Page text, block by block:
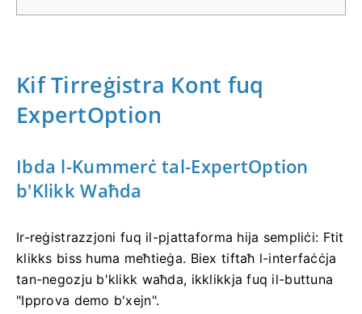
Kif Tirreġistra Kont fuq
ExpertOption
Ibda l-Kummerċ tal-ExpertOption
b'Klikk Waħda
Ir-reġistrazzjoni fuq il-pjattaforma hija sempliċi: Ftit
klikks biss huma meħtieġa. Biex tiftaħ l-interfaċċja
tan-negozju b'klikk waħda, ikklikkja fuq il-buttuna
"Ipprova demo b'xejn".